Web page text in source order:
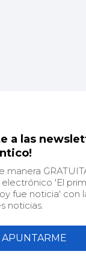
a las
manera
'El
fue noticia' con
noticias.
APUNTARME